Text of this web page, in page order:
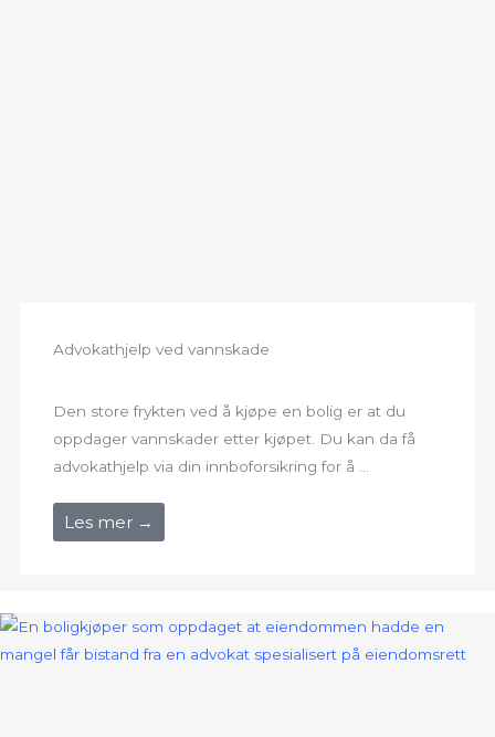
Advokathjelp ved vannskade
Den store frykten ved å kjøpe en bolig er at du
oppdager vannskader etter kjøpet. Du kan da få
advokathjelp via din innboforsikring for å ...
Les mer →